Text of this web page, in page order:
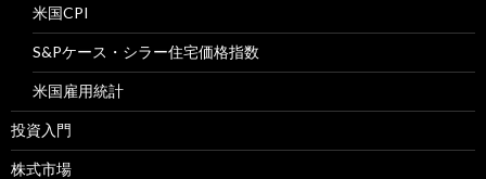
米国CPI
S&Pケース・シラー住宅価格指数
米国雇用統計
投資入門
株式市場